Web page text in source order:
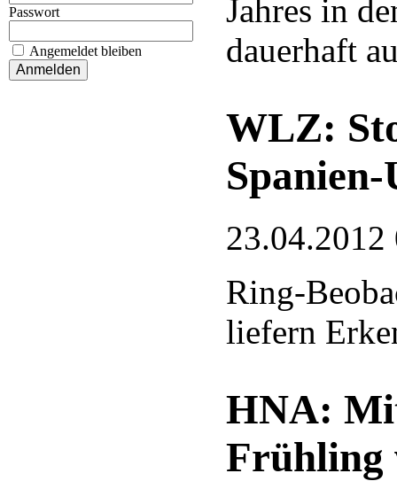
Passwort
Angemeldet bleiben
Jahres in
dauerhaft
WLZ:
23.04.2012
Ring-
liefern
HNA:
Frühling